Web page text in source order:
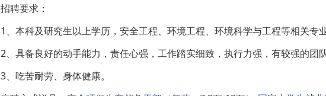
招聘要求：
1、本科及研究生以上学历，安全工程、环境工程、环境科学与工程等相关专
2、具备良好的动手能力，责任心强，工作踏实细致，执行力强，有较强的团
3、吃苦耐劳、身体健康。